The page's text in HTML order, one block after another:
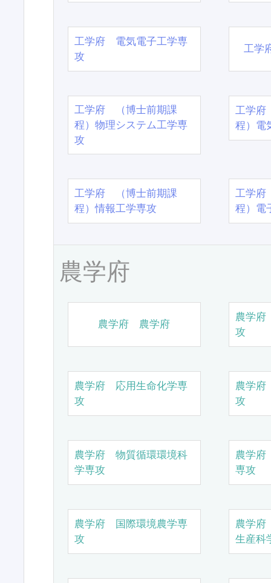
工学府 電気電子工学専
攻
工学
工学府 （博士前期課
程）物理システム工学専
攻
工学
程）電
工学府 （博士前期課
程）情報工学専攻
工学
程）電
農学府
農学府 農学府
農学
攻
農学府 応用生命化学専
攻
農学
攻
農学府 物質循環環境科
学専攻
農学
専攻
農学府 国際環境農学専
攻
農学
生産科